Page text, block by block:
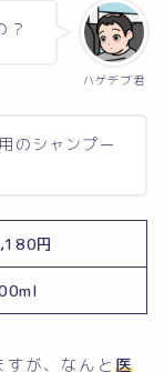
ハゲデブ君
？
のシャンプー
円
が、なんと医